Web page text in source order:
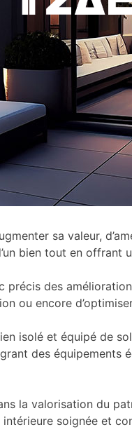
sa valeur,
bien tout en offrant
des
ou encore
isolé et équipé de
des
la valorisation du
soignée et